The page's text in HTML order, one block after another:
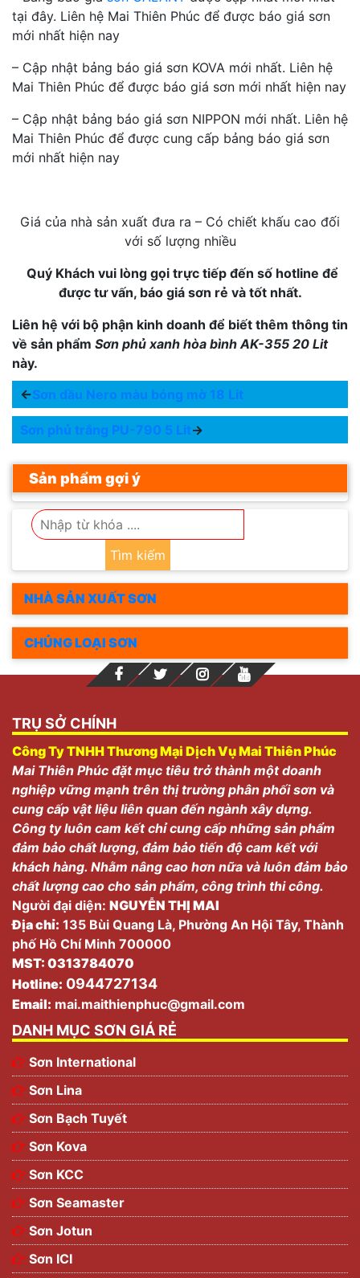
tại đây. Liên hệ Mai Thiên Phúc để được báo giá sơn
mới nhất hiện nay
– Cập nhật bảng báo giá sơn KOVA mới nhất. Liên hệ
Mai Thiên Phúc để được báo giá sơn mới nhất hiện nay
– Cập nhật bảng báo giá sơn NIPPON mới nhất. Liên hệ
Mai Thiên Phúc để được cung cấp bảng báo giá sơn
mới nhất hiện nay
Giá của nhà sản xuất đưa ra – Có chiết khấu cao đối
với số lượng nhiều
Quý Khách vui lòng gọi trực tiếp đến số hotline để
được tư vấn, báo giá sơn rẻ và tốt nhất.
Liên hệ với bộ phận kinh doanh để biết thêm thông tin
về sản phẩm Sơn phủ xanh hòa bình AK-355 20 Lit
này.
←Sơn dầu Nero màu bóng mờ 18 Lit
Sơn phủ trắng PU-790 5 Lit→
Sản phẩm gợi ý
Tìm kiếm
NHÀ SẢN XUẤT SƠN
CHỦNG LOẠI SƠN
TRỤ SỞ CHÍNH
Công Ty TNHH Thương Mại Dịch Vụ Mai Thiên Phúc
Mai Thiên Phúc đặt mục tiêu trở thành một doanh
nghiệp vững mạnh trên thị trường phân phối sơn và
cung cấp vật liệu liên quan đến ngành xây dựng.
Công ty luôn cam kết chỉ cung cấp những sản phẩm
đảm bảo chất lượng, đảm bảo tiến độ cam kết với
khách hàng. Nhằm nâng cao hơn nữa và luôn đảm bảo
chất lượng cao cho sản phẩm, công trình thi công.
Người đại diện: NGUYỄN THỊ MAI
Địa chỉ: 135 Bùi Quang Là, Phường An Hội Tây, Thành
phố Hồ Chí Minh 700000
MST: 0313784070
Hotline: 0944727134
Email: mai.maithienphuc@gmail.com
DANH MỤC SƠN GIÁ RẺ
Sơn International
Sơn Lina
Sơn Bạch Tuyết
Sơn Kova
Sơn KCC
Sơn Seamaster
Sơn Jotun
Sơn ICI